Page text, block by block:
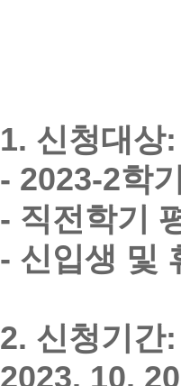
1. 신청대상:
- 2023-2학
- 직전학기
- 신입생 및
2. 신청기간:
2023. 10.